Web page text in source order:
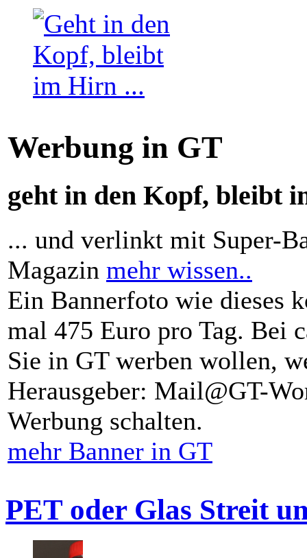
Werbung in GT
geht in den Kopf, bleibt
... und verlinkt mit Super-
Magazin mehr wissen..
Ein Bannerfoto wie dieses
mal 475 Euro pro Tag. Bei
Sie in GT werben wollen,
Herausgeber: Mail@GT-
Werbung schalten.
mehr Banner in GT
PET oder Glas Streit